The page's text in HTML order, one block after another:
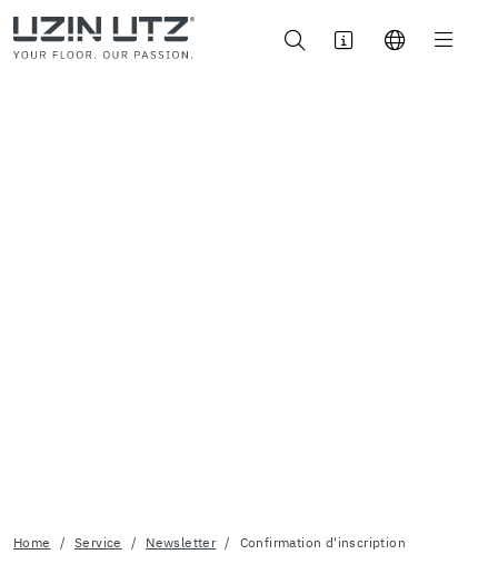
Home Service Newsletter Confirmation d'inscription